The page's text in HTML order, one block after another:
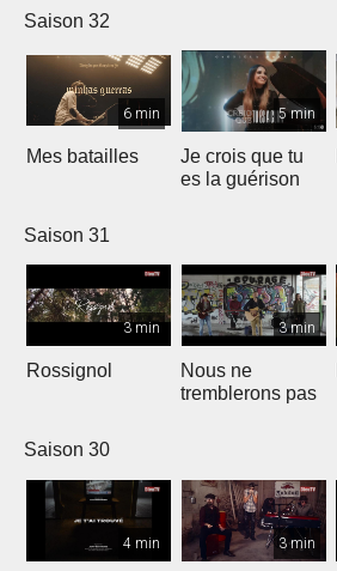
Saison 32
6 min
Mes batailles
5 min
Je crois que tu
es la guérison
Saison 31
3 min
Rossignol
3 min
Nous ne
tremblerons pas
Saison 30
4 min 3 min